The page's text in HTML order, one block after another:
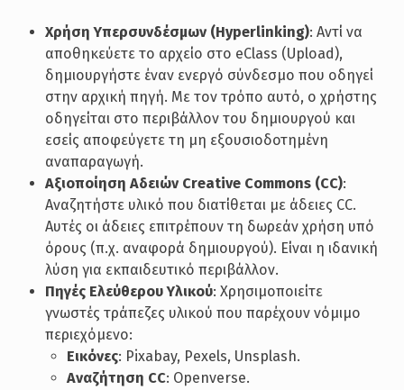
Χρήση Υπερσυνδέσμων (Hyperlinking): Αντί να
αποθηκεύετε το αρχείο στο eClass (Upload),
δημιουργήστε έναν ενεργό σύνδεσμο που οδηγεί
στην αρχική πηγή. Με τον τρόπο αυτό, ο χρήστης
οδηγείται στο περιβάλλον του δημιουργού και
εσείς αποφεύγετε τη μη εξουσιοδοτημένη
αναπαραγωγή.
Αξιοποίηση Αδειών Creative Commons (CC):
Αναζητήστε υλικό που διατίθεται με άδειες CC.
Αυτές οι άδειες επιτρέπουν τη δωρεάν χρήση υπό
όρους (π.χ. αναφορά δημιουργού). Είναι η ιδανική
λύση για εκπαιδευτικό περιβάλλον.
Πηγές Ελεύθερου Υλικού: Χρησιμοποιείτε
γνωστές τράπεζες υλικού που παρέχουν νόμιμο
περιεχόμενο:
Εικόνες: Pixabay, Pexels, Unsplash.
Αναζήτηση CC: Openverse.